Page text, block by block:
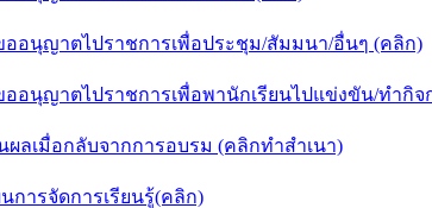
ออนุญาตไปราชการเพื่อประชุม/สัมมนา/อื่นๆ (คลิก)
อนุญาตไปราชการเพื่อพานักเรียนไปแข่งขัน/ทำกิจ
ผลเมื่อกลับจากการอบรม (คลิกทำสำเนา)
การจัดการเรียนรู้(คลิก)